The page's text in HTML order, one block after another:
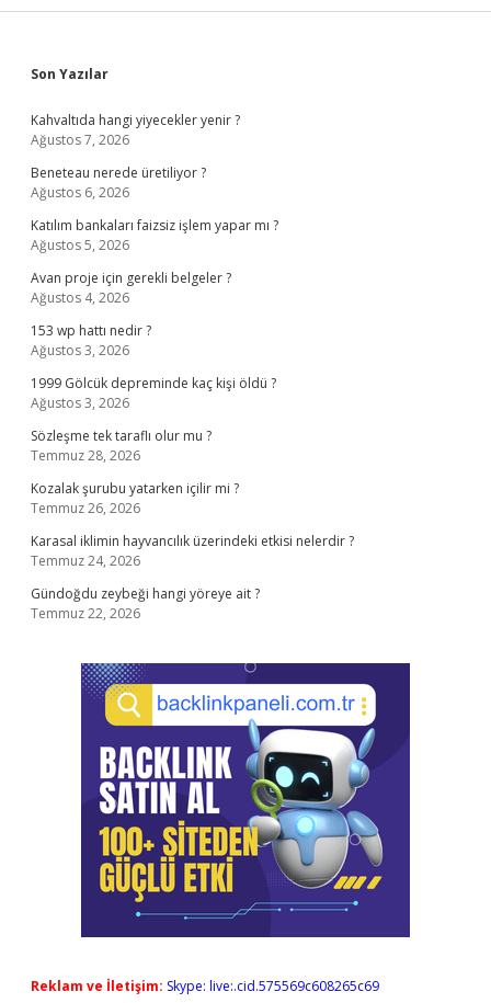
Sidebar
Son Yazılar
Kahvaltıda hangi yiyecekler yenir ?
Ağustos 7, 2026
Beneteau nerede üretiliyor ?
Ağustos 6, 2026
Katılım bankaları faizsiz işlem yapar mı ?
Ağustos 5, 2026
Avan proje için gerekli belgeler ?
Ağustos 4, 2026
153 wp hattı nedir ?
Ağustos 3, 2026
1999 Gölcük depreminde kaç kişi öldü ?
Ağustos 3, 2026
Sözleşme tek taraflı olur mu ?
Temmuz 28, 2026
Kozalak şurubu yatarken içilir mi ?
Temmuz 26, 2026
Karasal iklimin hayvancılık üzerindeki etkisi nelerdir ?
Temmuz 24, 2026
Gündoğdu zeybeği hangi yöreye ait ?
Temmuz 22, 2026
Reklam ve İletişim: Skype: live:.cid.575569c608265c69